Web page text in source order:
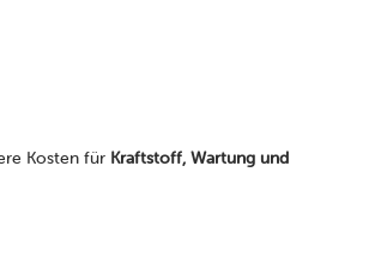
Kosten für Kraftstoff, Wartung und